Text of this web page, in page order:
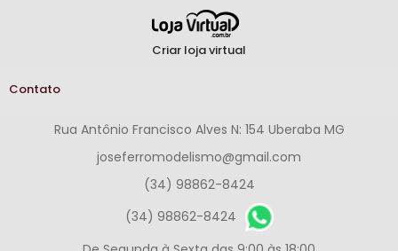
Criar loja virtual
Contato
Rua Antônio Francisco Alves N: 154 Uberaba MG
joseferromodelismo@gmail.com
(34) 98862-8424
(34) 98862-8424